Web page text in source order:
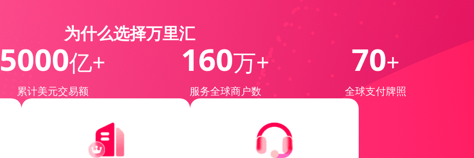
为什么选择万里汇
5000亿+
累计美元交易额
160万+
服务全球商户数
70+
全球支付牌照